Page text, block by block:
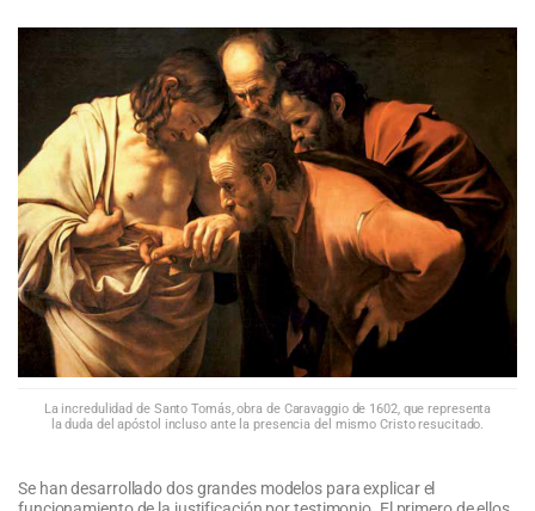
La incredulidad de Santo Tomás, obra de Caravaggio de 1602, que representa
la duda del apóstol incluso ante la presencia del mismo Cristo resucitado.
Se han desarrollado dos grandes modelos para explicar el